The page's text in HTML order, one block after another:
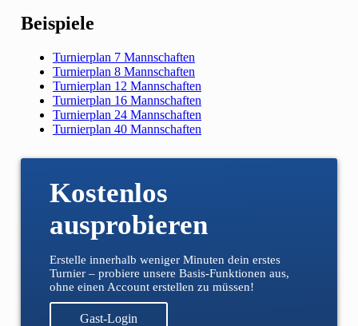
Beispiele
Turnierplan 7 Mannschaften
Turnierplan 8 Mannschaften
Turnierplan 12 Mannschaften
Turnierplan 16 Mannschaften
Turnierplan 24 Mannschaften
Turnierplan 40 Mannschaften
Kostenlos
ausprobieren
Erstelle innerhalb weniger Minuten dein erstes
Turnier – probiere unsere Basis-Funktionen aus,
ohne einen Account erstellen zu müssen!
Gast-Login